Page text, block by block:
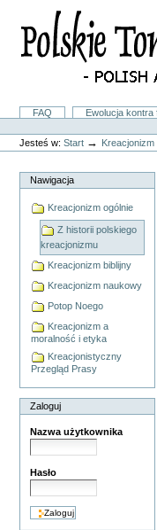
skróty
nawigacji
FAQ Ewolucja kontra
Narzędzia
osobiste
Jesteś w: Start → Kreacjonizm
Nawigacja
Kreacjonizm ogólnie
Z historii polskiego
kreacjonizmu
Kreacjonizm biblijny
Kreacjonizm naukowy
Potop Noego
Kreacjonizm a
moralność i etyka
Kreacjonistyczny
Przegląd Prasy
Zaloguj
Nazwa użytkownika
Hasło